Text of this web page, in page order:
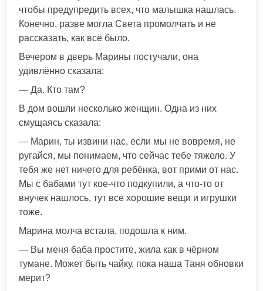
чтобы предупредить всех, что малышка нашлась.
Конечно, разве могла Света промолчать и не
рассказать, как всё было.
Вечером в дверь Марины постучали, она
удивлённо сказала:
— Да. Кто там?
В дом вошли несколько женщин. Одна из них
смущаясь сказала:
— Марин, ты извини нас, если мы не вовремя, не
ругайся, мы понимаем, что сейчас тебе тяжело. У
тебя же нет ничего для ребёнка, вот прими от нас.
Мы с бабами тут кое-что подкупили, а что-то от
внучек нашлось, тут все хорошие вещи и игрушки
тоже.
Марина молча встала, подошла к ним.
— Вы меня баба простите, жила как в чёрном
тумане. Может быть чайку, пока наша Таня обновки
мерит?